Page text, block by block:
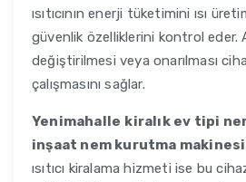
ısıtıcının enerji tüketimini ısı
güvenlik özelliklerini kontrol eder.
değiştirilmesi veya onarılması
çalışmasını sağlar.
Yenimahalle kiralık ev tipi
inşaat nem kurutma
ısıtıcı kiralama hizmeti ise bu